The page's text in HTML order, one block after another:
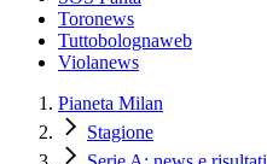
Toronews
Tuttobolognaweb
Violanews
Pianeta Milan
Stagione